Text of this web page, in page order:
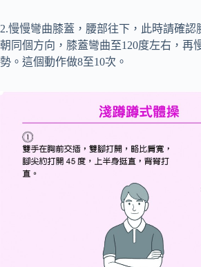
2.慢慢彎曲膝蓋，腰部往下，此時請確認
朝同個方向，膝蓋彎曲至120度左右，再
勢。這個動作做8至10次。